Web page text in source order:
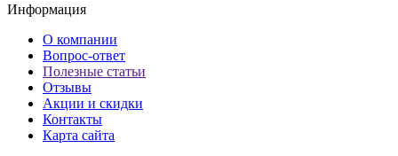
Информация
О компании
Вопрос-ответ
Полезные статьи
Отзывы
Акции и скидки
Контакты
Карта сайта